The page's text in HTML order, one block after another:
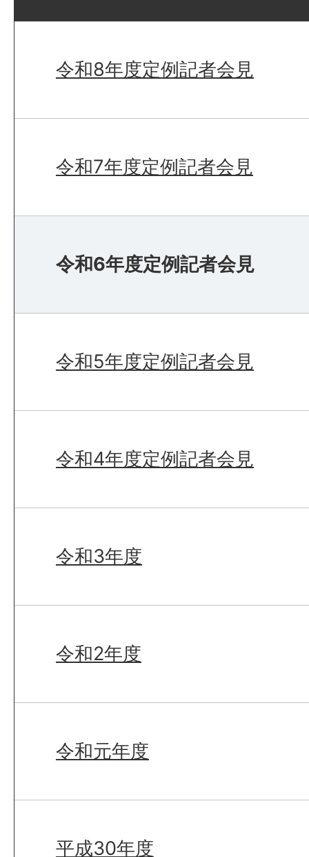
令和8年度定例記者会見
令和7年度定例記者会見
令和6年度定例記者会見
令和5年度定例記者会見
令和4年度定例記者会見
令和3年度
令和2年度
令和元年度
平成30年度